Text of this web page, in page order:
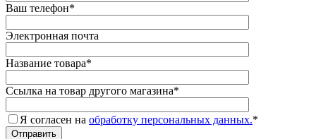
Ваш телефон*
Электронная почта
Название товара*
Ссылка на товар другого магазина*
Я согласен на обработку персональных данных.*